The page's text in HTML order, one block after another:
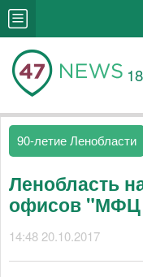
90-летие Ленобласти
Ленобласть
офисов "МФЦ
14:48 20.10.2017